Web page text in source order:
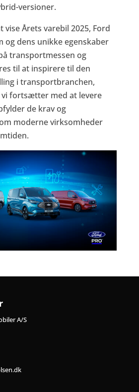
versioner.
Årets varebil 2025, Ford
og dens unikke egenskaber
transportmessen og
til at inspirere til den
i transportbranchen,
fortsætter med at levere
de krav og
moderne virksomheder
A/S